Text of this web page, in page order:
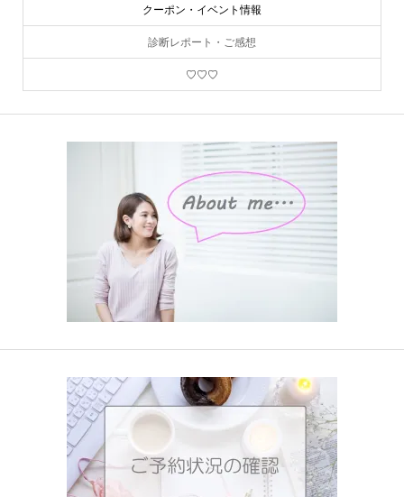
クーポン・イベント情報
診断レポート・ご感想
♡♡♡